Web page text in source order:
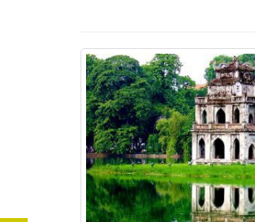
Jour 24: Ho Chi Minh visite –
guide)